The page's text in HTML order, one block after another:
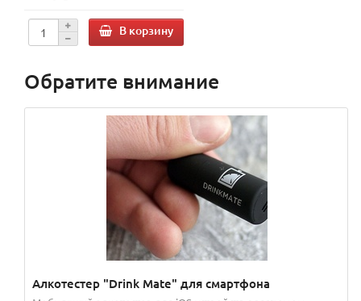
В корзину
Обратите внимание
Алкотестер "Drink Mate" для смартфона